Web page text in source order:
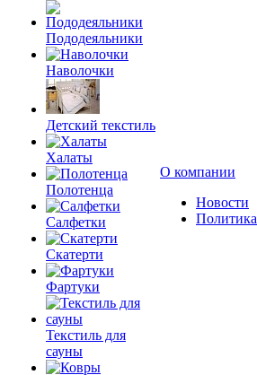
Пододеяльники
Наволочки
Детский текстиль
Халаты
Полотенца
Салфетки
Скатерти
Фартуки
Текстиль для
сауны
О компании
Новости
Политика